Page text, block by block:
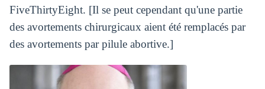
FiveThirtyEight. [Il se peut cependant qu'une partie
des avortements chirurgicaux aient été remplacés par
des avortements par pilule abortive.]